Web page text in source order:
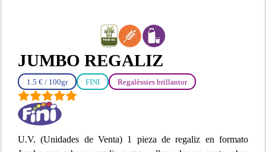
JUMBO REGALIZ
1.5 € / 100gr FINI Regalèssies brillantor
U.V. (Unidades de Venta) 1 pieza de regaliz en formato